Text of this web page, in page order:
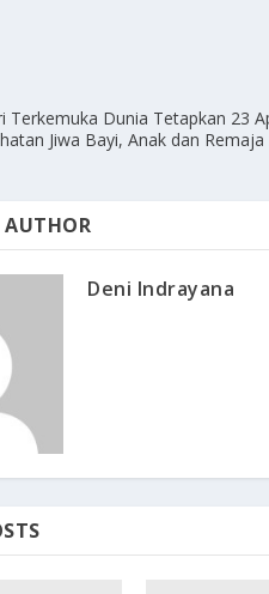
Terkemuka Dunia Tetapkan 23
Jiwa Bayi, Anak dan Remaja
Deni Indrayana